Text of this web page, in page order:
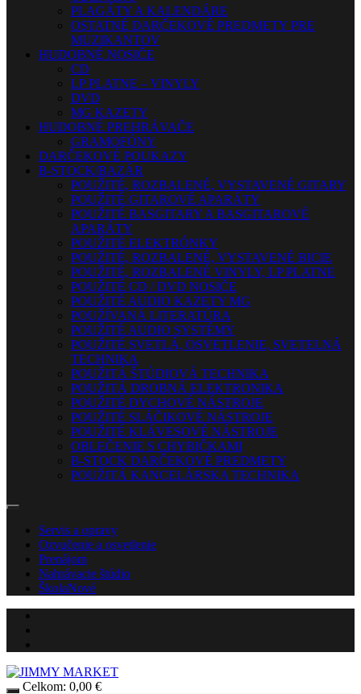
PLAGÁTY A KALENDÁRE
OSTATNÉ DARČEKOVÉ PREDMETY PRE
MUZIKANTOV
HUDOBNÉ NOSIČE
CD
LP PLATNE – VINYLY
DVD
MG KAZETY
HUDOBNÉ PREHRÁVAČE
GRAMOFÓNY
DARČEKOVÉ POUKAZY
B-STOCK/BAZÁR
POUŽITÉ, ROZBALENÉ, VYSTAVENÉ GITARY
POUŽITÉ GITAROVÉ APARÁTY
POUŽITÉ BASGITARY A BASGITAROVÉ
APARÁTY
POUŽITÉ ELEKTRÓNKY
POUŽITÉ, ROZBALENÉ, VYSTAVENÉ BICIE
POUŽITÉ, ROZBALENÉ VINYLY, LP PLATNE
POUŽITÉ CD / DVD NOSIČE
POUŽITÉ AUDIO KAZETY MG
POUŽÍVANÁ LITERATÚRA
POUŽITÉ AUDIO SYSTÉMY
POUŽITÉ SVETLÁ, OSVETLENIE, SVETELNÁ
TECHNIKA
POUŽITÁ ŠTÚDIOVÁ TECHNIKA
POUŽITÁ DROBNÁ ELEKTRONIKA
POUŽITÉ DYCHOVÉ NÁSTROJE
POUŽITÉ SLÁČIKOVÉ NÁSTROJE
POUŽITÉ KLÁVESOVÉ NÁSTROJE
OBLEČENIE S CHYBIČKAMI
B-STOCK DARČEKOVÉ PREDMETY
POUŽITÁ KANCELÁRSKA TECHNIKA
Servis a opravy
Ozvučenie a osvetlenie
Prenájom
Nahrávacie štúdio
ŠkolaNové
Celkom: 0,00 €